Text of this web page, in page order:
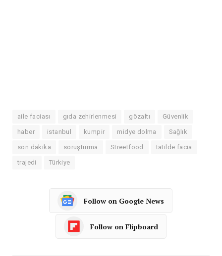
aile faciası gıda zehirlenmesi gözaltı Güvenlik
haber istanbul kumpir midye dolma Sağlık
son dakika soruşturma Streetfood tatilde facia
trajedi Türkiye
Follow on Google News
Follow on Flipboard